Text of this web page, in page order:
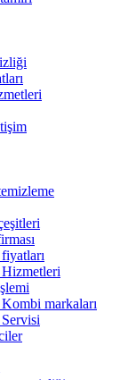
markaları